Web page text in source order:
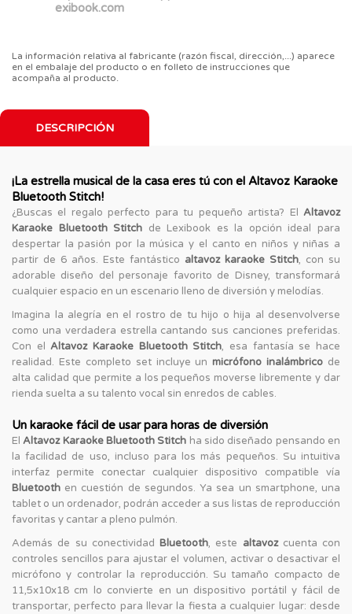
exibook.com
La información relativa al fabricante (razón fiscal, dirección,...) aparece
en el embalaje del producto o en folleto de instrucciones que
acompaña al producto.
DESCRIPCIÓN
¡La estrella musical de la casa eres tú con el Altavoz Karaoke
Bluetooth Stitch!
¿Buscas el regalo perfecto para tu pequeño artista? El Altavoz
Karaoke Bluetooth Stitch de Lexibook es la opción ideal para
despertar la pasión por la música y el canto en niños y niñas a
partir de 6 años. Este fantástico altavoz karaoke Stitch, con su
adorable diseño del personaje favorito de Disney, transformará
cualquier espacio en un escenario lleno de diversión y melodías.
Imagina la alegría en el rostro de tu hijo o hija al desenvolverse
como una verdadera estrella cantando sus canciones preferidas.
Con elAltavoz Karaoke Bluetooth Stitch, esa fantasía se hace
realidad. Este completo set incluye unmicrófono inalámbrico de
alta calidad que permite a los pequeños moverse libremente y dar
rienda suelta a su talento vocal sin enredos de cables.
Un karaoke fácil de usar para horas de diversión
ElAltavoz Karaoke Bluetooth Stitch ha sido diseñado pensando en
la facilidad de uso, incluso para los más pequeños. Su intuitiva
interfaz permite conectar cualquier dispositivo compatible vía
Bluetooth en cuestión de segundos. Ya sea un smartphone, una
tablet o un ordenador, podrán acceder a sus listas de reproducción
favoritas y cantar a pleno pulmón.
Además de su conectividad Bluetooth, este altavozcuenta con
controles sencillos para ajustar el volumen, activar o desactivar el
micrófono y controlar la reproducción. Su tamaño compacto de
11,5x10x18 cm lo convierte en un dispositivo portátil y fácil de
transportar, perfecto para llevar la fiesta a cualquier lugar: desde